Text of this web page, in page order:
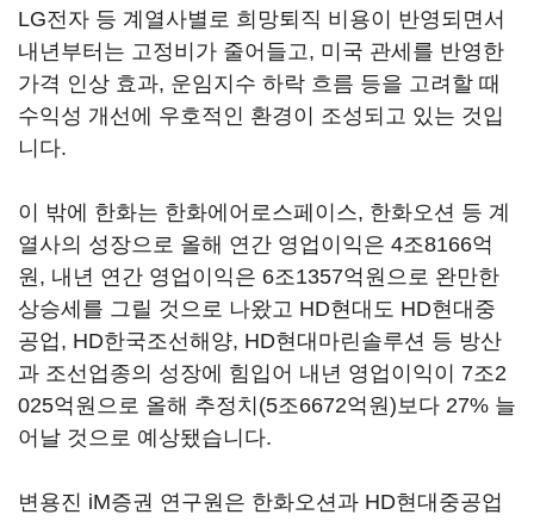
LG전자 등 계열사별로 희망퇴직 비용이 반영되면서
내년부터는 고정비가 줄어들고, 미국 관세를 반영한
가격 인상 효과, 운임지수 하락 흐름 등을 고려할 때
수익성 개선에 우호적인 환경이 조성되고 있는 것입
니다.
이 밖에 한화는 한화에어로스페이스, 한화오션 등 계
열사의 성장으로 올해 연간 영업이익은 4조8166억
원, 내년 연간 영업이익은 6조1357억원으로 완만한
상승세를 그릴 것으로 나왔고 HD현대도 HD현대중
공업, HD한국조선해양, HD현대마린솔루션 등 방산
과 조선업종의 성장에 힘입어 내년 영업이익이 7조2
025억원으로 올해 추정치(5조6672억원)보다 27% 늘
어날 것으로 예상됐습니다.
변용진 iM증권 연구원은 한화오션과 HD현대중공업